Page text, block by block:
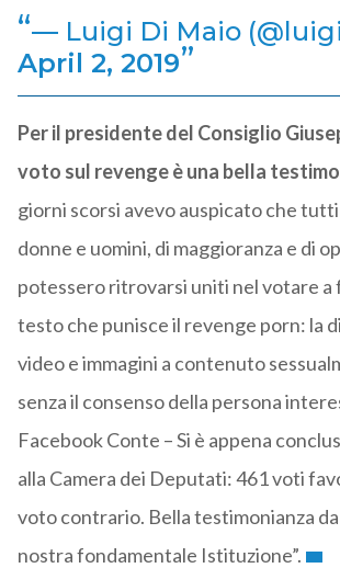
— Luigi Di Maio
April 2, 2019
Per il presidente del Consiglio
voto sul revenge è una bella
giorni scorsi avevo auspicato che
donne e uomini, di maggioranza e di
potessero ritrovarsi uniti nel votare a
testo che punisce il revenge porn: la
video e immagini a contenuto
senza il consenso della persona
Facebook Conte – Si è appena
alla Camera dei Deputati: 461 voti
voto contrario. Bella testimonianza
nostra fondamentale Istituzione”.